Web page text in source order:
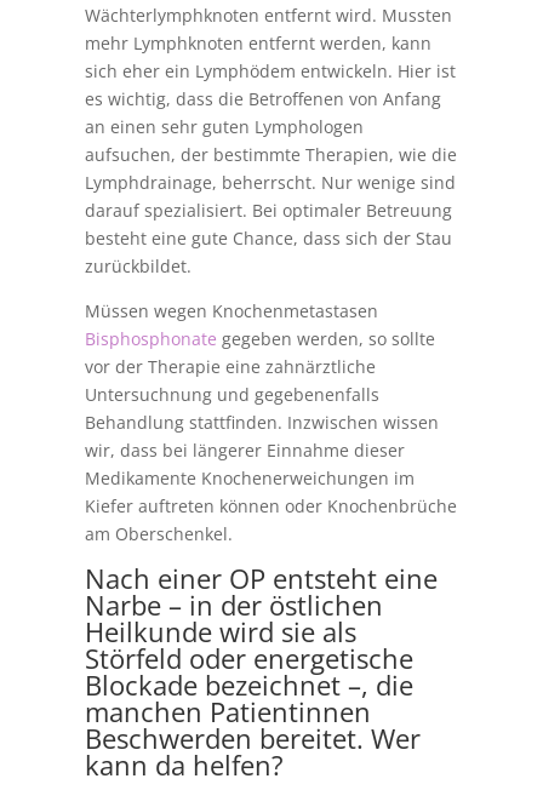
Wächterlymphknoten entfernt wird. Mussten
mehr Lymphknoten entfernt werden, kann
sich eher ein Lymphödem entwickeln. Hier ist
es wichtig, dass die Betroffenen von Anfang
an einen sehr guten Lymphologen
aufsuchen, der bestimmte Therapien, wie die
Lymphdrainage, beherrscht. Nur wenige sind
darauf spezialisiert. Bei optimaler Betreuung
besteht eine gute Chance, dass sich der Stau
zurückbildet.
Müssen wegen Knochenmetastasen
Bisphosphonate gegeben werden, so sollte
vor der Therapie eine zahnärztliche
Untersuchnung und gegebenenfalls
Behandlung stattfinden. Inzwischen wissen
wir, dass bei längerer Einnahme dieser
Medikamente Knochenerweichungen im
Kiefer auftreten können oder Knochenbrüche
am Oberschenkel.
Nach einer OP entsteht eine
Narbe – in der östlichen
Heilkunde wird sie als
Störfeld oder energetische
Blockade bezeichnet –, die
manchen Patientinnen
Beschwerden bereitet. Wer
kann da helfen?